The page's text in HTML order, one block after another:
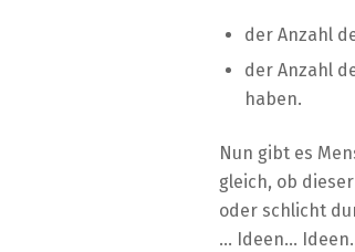
der Anzahl
der Anzahl
haben.
Nun gibt es
gleich, ob
oder schlicht
… Ideen…